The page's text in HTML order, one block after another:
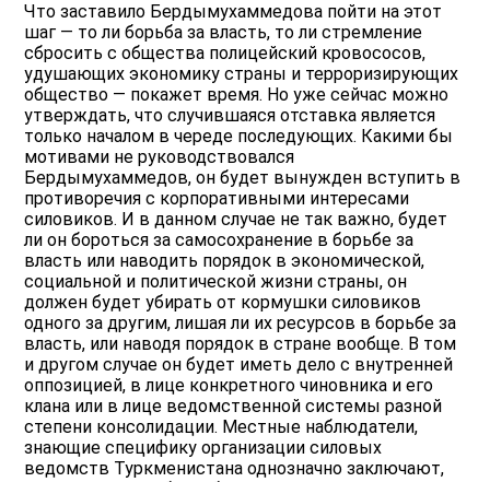
Что заставило Бердымухаммедова пойти на этот
шаг — то ли борьба за власть, то ли стремление
сбросить с общества полицейский кровососов,
удушающих экономику страны и терроризирующих
общество — покажет время. Но уже сейчас можно
утверждать, что случившаяся отставка является
только началом в череде последующих. Какими бы
мотивами не руководствовался
Бердымухаммедов, он будет вынужден вступить в
противоречия с корпоративными интересами
силовиков. И в данном случае не так важно, будет
ли он бороться за самосохранение в борьбе за
власть или наводить порядок в экономической,
социальной и политической жизни страны, он
должен будет убирать от кормушки силовиков
одного за другим, лишая ли их ресурсов в борьбе за
власть, или наводя порядок в стране вообще. В том
и другом случае он будет иметь дело с внутренней
оппозицией, в лице конкретного чиновника и его
клана или в лице ведомственной системы разной
степени консолидации. Местные наблюдатели,
знающие специфику организации силовых
ведомств Туркменистана однозначно заключают,